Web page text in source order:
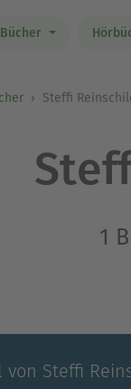
Bücher
Steffi
1
von Steffi